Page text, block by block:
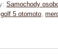
Samochody
golf 5 otomoto,